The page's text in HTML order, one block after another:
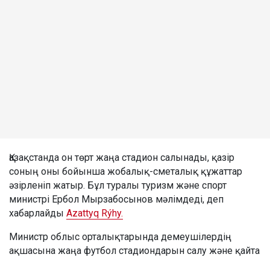
Қазақстанда он төрт жаңа стадион салынады, қазір
соның оны бойынша жобалық-сметалық құжаттар
әзірленіп жатыр. Бұл туралы туризм және спорт
министрі Ербол Мырзабосынов мәлімдеді, деп
хабарлайды Azattyq Rýhy.
Министр облыс орталықтарында демеушілердің
ақшасына жаңа футбол стадиондарын салу және қайта